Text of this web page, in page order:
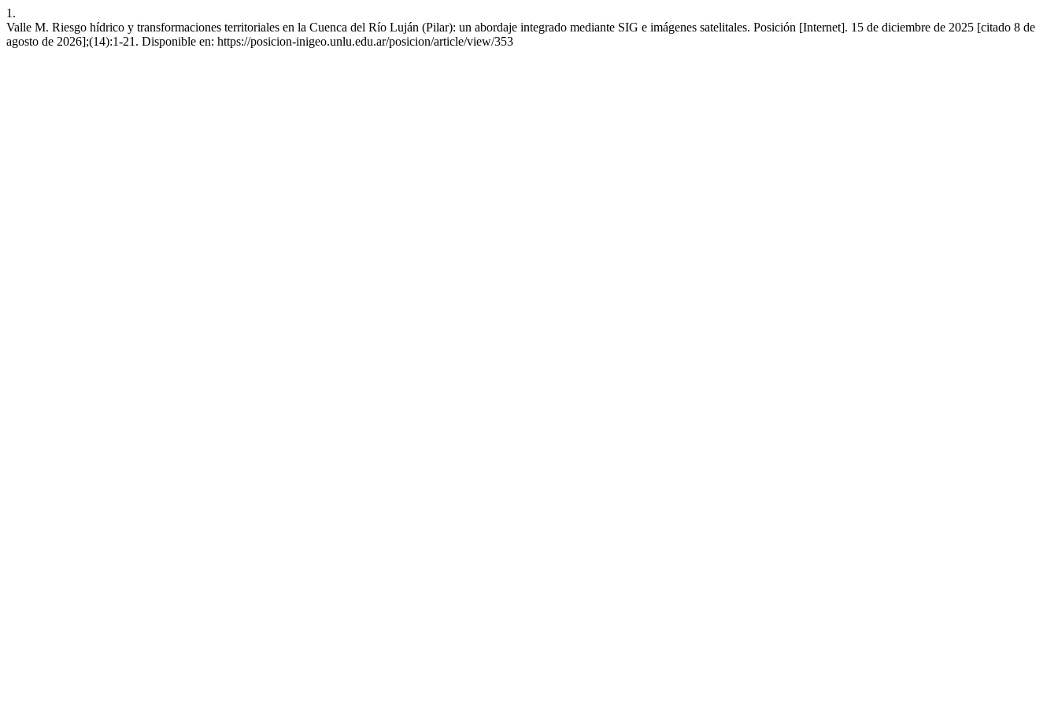
1.
Valle M. Riesgo hídrico y transformaciones territoriales en la Cuenca del Río Luján (Pilar): un abordaje integrado mediante SIG e imágenes satelitales. Posición [Internet]. 15 de diciembre de 2025 [citado 8 de
agosto de 2026];(14):1-21. Disponible en: https://posicion-inigeo.unlu.edu.ar/posicion/article/view/353